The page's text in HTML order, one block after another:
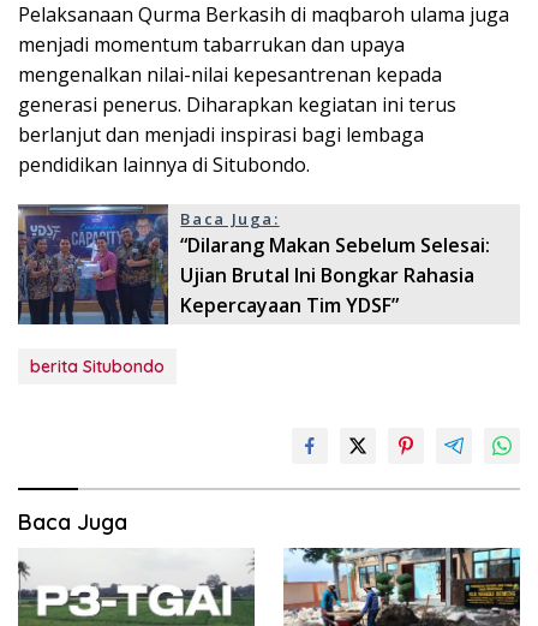
Pelaksanaan Qurma Berkasih di maqbaroh ulama juga
menjadi momentum tabarrukan dan upaya
mengenalkan nilai-nilai kepesantrenan kepada
generasi penerus. Diharapkan kegiatan ini terus
berlanjut dan menjadi inspirasi bagi lembaga
pendidikan lainnya di Situbondo.
Baca Juga:
“Dilarang Makan Sebelum Selesai:
Ujian Brutal Ini Bongkar Rahasia
Kepercayaan Tim YDSF”
berita Situbondo
Baca Juga